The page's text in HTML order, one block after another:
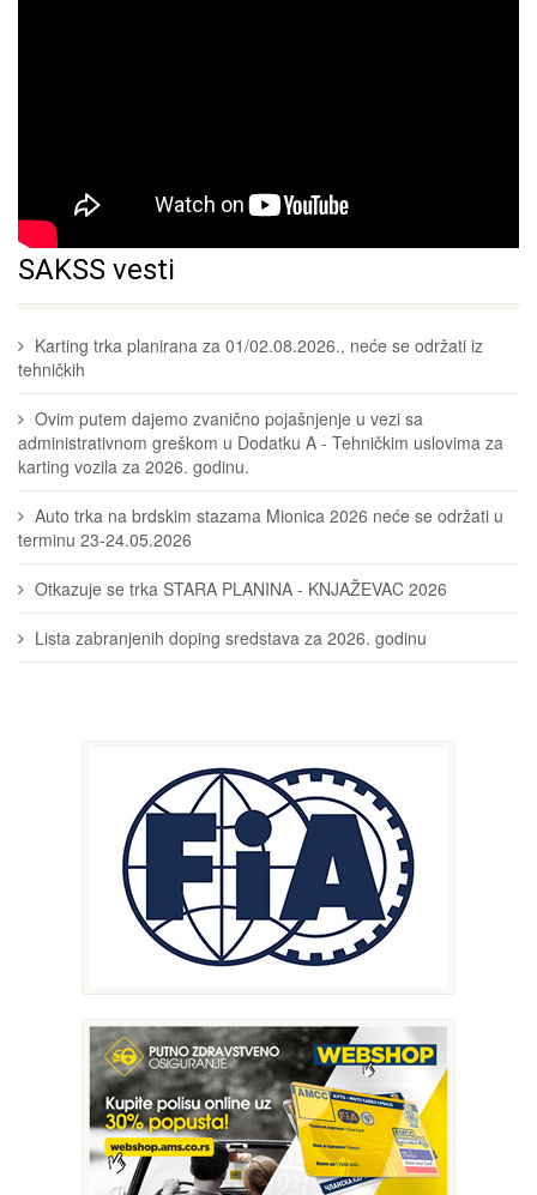
SAKSS vesti
Karting trka planirana za 01/02.08.2026., neće se održati iz
tehničkih
Ovim putem dajemo zvanično pojašnjenje u vezi sa
administrativnom greškom u Dodatku A - Tehničkim uslovima za
karting vozila za 2026. godinu.
Auto trka na brdskim stazama Mionica 2026 neće se održati u
terminu 23-24.05.2026
Otkazuje se trka STARA PLANINA - KNJAŽEVAC 2026
Lista zabranjenih doping sredstava za 2026. godinu